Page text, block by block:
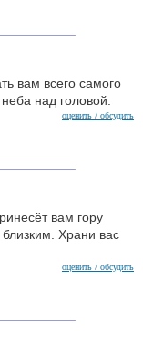
вам всего самого
над головой.
оценить / обсудить
вам гору
Храни вас
оценить / обсудить